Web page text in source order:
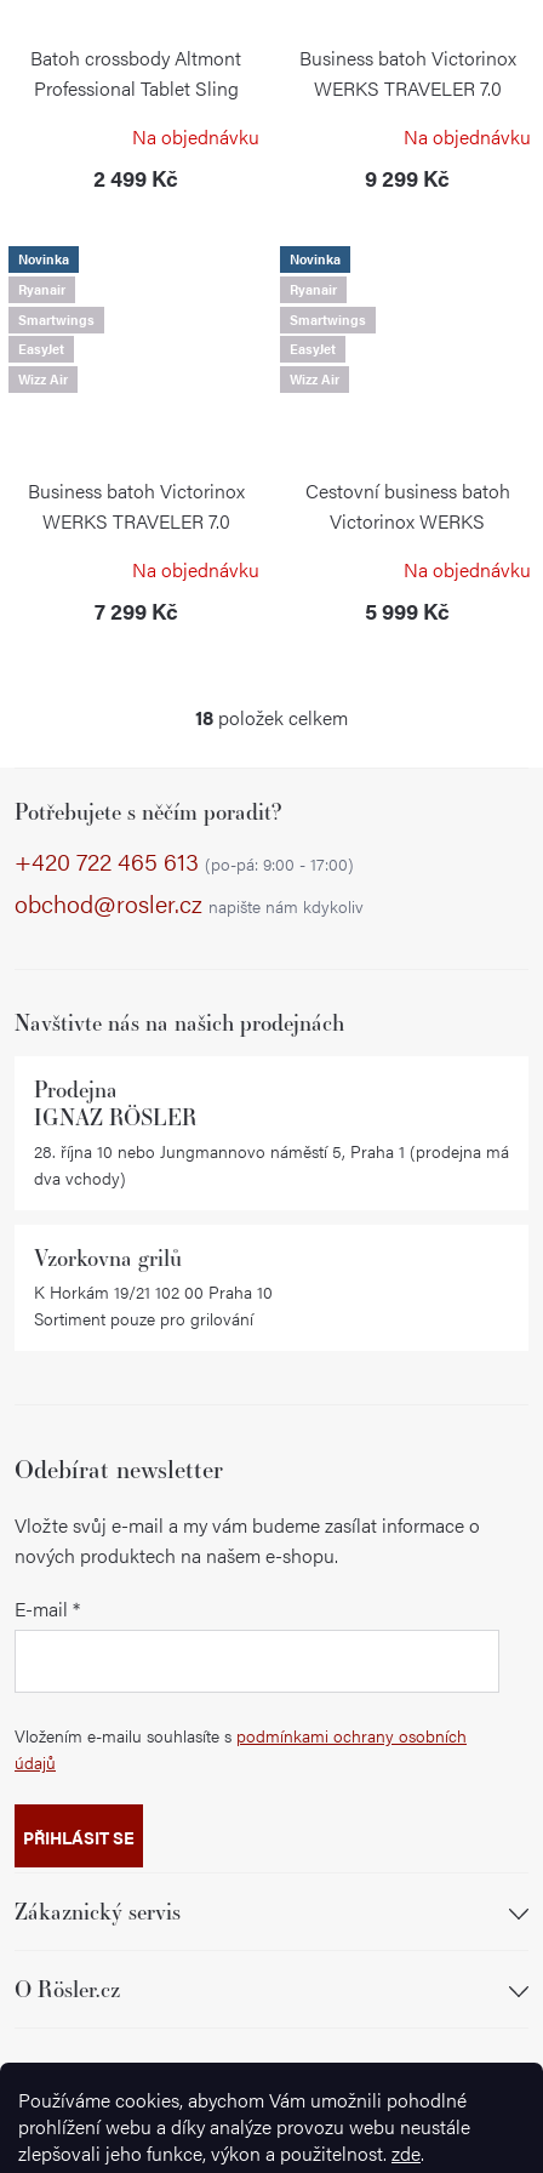
Používáme cookies, abychom Vám umožnili pohodlné
prohlížení webu a díky analýze provozu webu neustále
zlepšovali jeho funkce, výkon a použitelnost. zde.
Batoh crossbody Altmont
Professional Tablet Sling
VICTORINOX
Na objednávku
2 499 Kč
Business batoh Victorinox
WERKS TRAVELER 7.0
VICTORINOX
Na objednávku
9 299 Kč
Novinka
Ryanair
Smartwings
EasyJet
Wizz Air
Business batoh Victorinox
WERKS TRAVELER 7.0
VICTORINOX
Na objednávku
7 299 Kč
Novinka
Ryanair
Smartwings
EasyJet
Wizz Air
Cestovní business batoh
Victorinox WERKS
VICTORINOX
Na objednávku
5 999 Kč
O
á
d
c
r
u
18 položek celkem
Potřebujete s něčím poradit?
+420 722 465 613 (po-pá: 9:00 - 17:00)
obchod@rosler.cz napište nám kdykoliv
Navštivte nás na našich prodejnách
Prodejna
IGNAZ RÖSLER
28. října 10 nebo Jungmannovo náměstí 5, Praha 1 (prodejna má
dva vchody)
Vzorkovna grilů
K Horkám 19/21 102 00 Praha 10
Sortiment pouze pro grilování
Odebírat newsletter
Vložte svůj e-mail a my vám budeme zasílat informace o
nových produktech na našem e-shopu.
E-mail
Vložením e-mailu souhlasíte s podmínkami ochrany osobních
údajů
PŘIHLÁSIT SE
Zákaznický servis
O Rösler.cz
Sledujte nás